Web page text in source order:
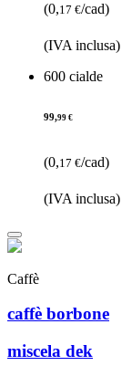
(0,17 €/cad)
(IVA inclusa)
600 cialde
99,99 €
(0,17 €/cad)
(IVA inclusa)
Caffè
caffè borbone
miscela dek